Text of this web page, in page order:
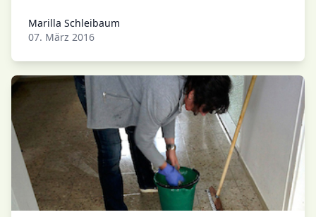
Marilla Schleibaum
Marilla Schleibaum
07. März 2016